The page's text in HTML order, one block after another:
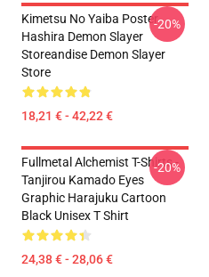
Kimetsu No Yaiba Poster
Hashira Demon Slayer
Storeandise Demon Slayer
Store
18,21 € - 42,22 €
-20%
Fullmetal Alchemist T-Shirts -
Tanjirou Kamado Eyes
Graphic Harajuku Cartoon
Black Unisex T Shirt
24,38 € - 28,06 €
-20%